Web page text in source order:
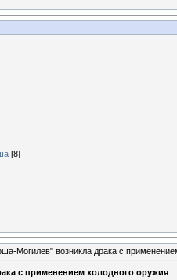
[8]
Могилев" возникла драка с
с применением холодного оружия